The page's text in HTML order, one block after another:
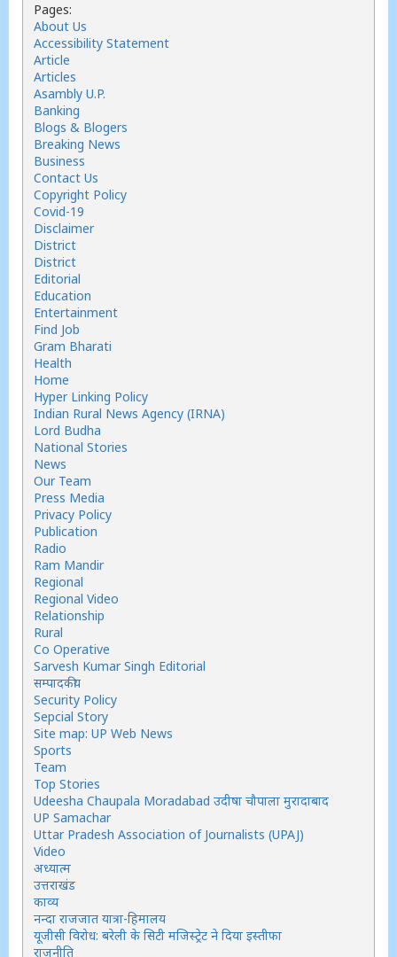
Pages:
About Us
Accessibility Statement
Article
Articles
Asambly U.P.
Banking
Blogs & Blogers
Breaking News
Business
Contact Us
Copyright Policy
Covid-19
Disclaimer
District
District
Editorial
Education
Entertainment
Find Job
Gram Bharati
Health
Home
Hyper Linking Policy
Indian Rural News Agency (IRNA)
Lord Budha
National Stories
News
Our Team
Press Media
Privacy Policy
Publication
Radio
Ram Mandir
Regional
Regional Video
Relationship
Rural
Co Operative
Sarvesh Kumar Singh Editorial
सम्पादकीय
Security Policy
Sepcial Story
Site map: UP Web News
Sports
Team
Top Stories
Udeesha Chaupala Moradabad उदीषा चौपाला मुरादाबाद
UP Samachar
Uttar Pradesh Association of Journalists (UPAJ)
Video
अध्यात्म
उत्तराखंड
काव्य
नन्दा राजजात यात्रा-हिमालय
यूजीसी विरोध: बरेली के सिटी मजिस्ट्रेट ने दिया इस्तीफा
राजनीति